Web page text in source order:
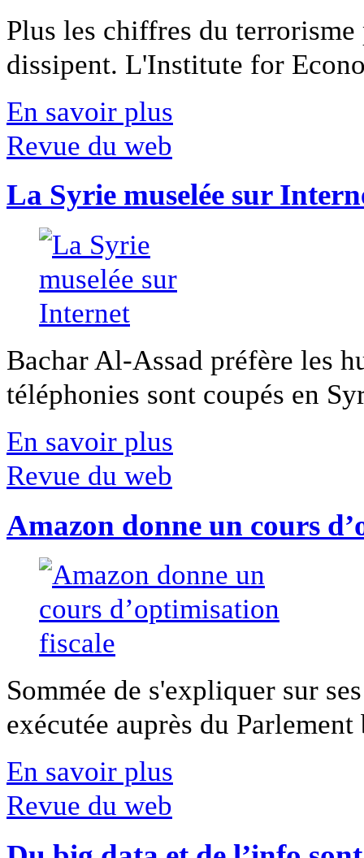
Plus les chiffres du
dissipent. L'Institute for
En savoir plus
Revue du web
La Syrie muselée sur
Bachar Al-Assad préfère les
téléphonies sont coupés en
En savoir plus
Revue du web
Amazon donne un cours
Sommée de s'expliquer sur
exécutée auprès du
En savoir plus
Revue du web